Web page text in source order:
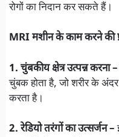
रोगों का निदान कर सकते हैं।
MRI मशीन के काम करने की
1. चुंबकीय क्षेत्र उत्पन्न करना –
चुंबक होता है, जो शरीर के
करता है।
2. रेडियो तरंगों का उत्सर्जन –